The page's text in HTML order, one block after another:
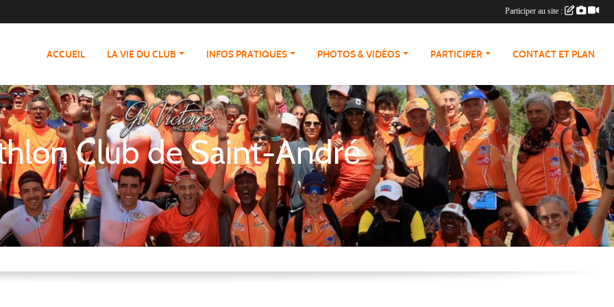
ACCUEIL LA VIE DU CLUB INFOS PRATIQUES PHOTOS & VIDÉOS PARTICIPER CONTACT ET PLAN
Club de Saint-André
Participer au site :